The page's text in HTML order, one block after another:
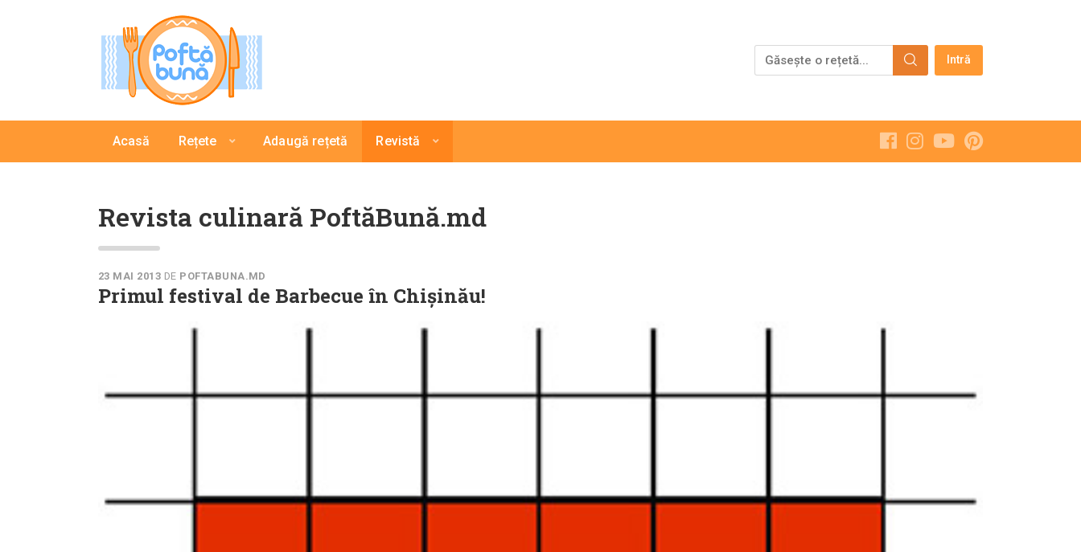
Intră
Acasă Rețete Adaugă rețetă Revistă
Revista culinară PoftăBună.md
23 MAI 2013 DE POFTABUNA.MD
Primul festival de Barbecue în Chișinău!